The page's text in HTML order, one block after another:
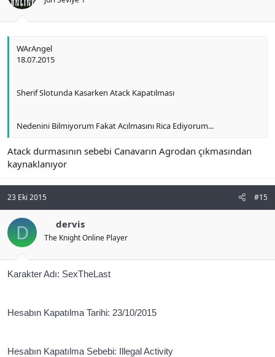
WArAngel
18.07.2015
Sherif Slotunda Kasarken Atack Kapatılması
Nedenini Bilmiyorum Fakat Acılmasını Rica Ediyorum...
Atack durmasının sebebi Canavarın Agrodan çıkmasından
kaynaklanıyor
23 Eki 2015 #15
D dervis
The Knight Online Player
Karakter Adı: SexTheLast
Hesabın Kapatılma Tarihi: 23/10/2015
Hesabın Kapatılma Sebebi: Illegal Activity